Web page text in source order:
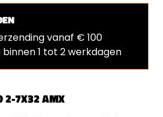
2-7X32 AMX
vanaf € 100
binnen 1 tot 2 werkdagen